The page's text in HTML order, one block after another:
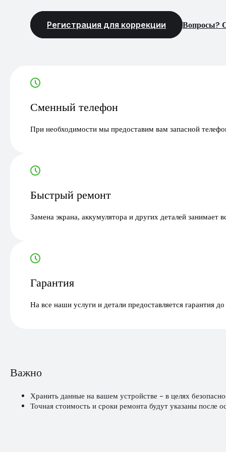
Регистрация для коррекции Вопросы?
Сменный телефон
При необходимости мы предоставим вам запасной
Быстрый ремонт
Замена экрана, аккумулятора и других деталей занимает
Гарантия
На все наши услуги и детали предоставляется гарантия
Важно
Хранить данные на вашем устройстве - в целях
Точная стоимость и сроки ремонта будут указаны после